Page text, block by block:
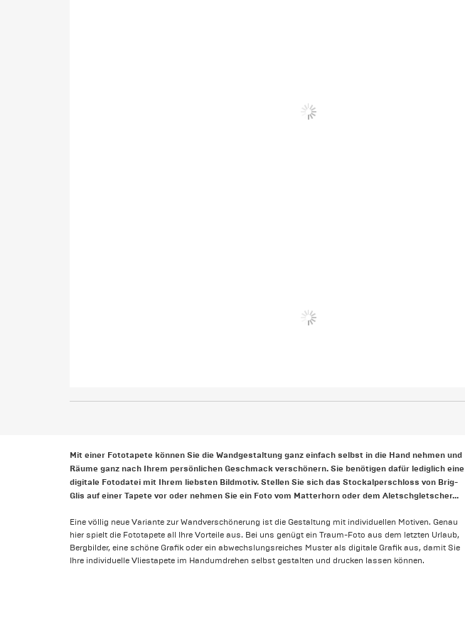
Mit einer Fototapete können Sie die Wandgestaltung ganz einfach selbst in die Hand nehmen und
Räume ganz nach Ihrem persönlichen Geschmack verschönern. Sie benötigen dafür lediglich eine
digitale Fotodatei mit Ihrem liebsten Bildmotiv. Stellen Sie sich das Stockalperschloss von Brig-
Glis auf einer Tapete vor oder nehmen Sie ein Foto vom Matterhorn oder dem Aletschgletscher...
Eine völlig neue Variante zur Wandverschönerung ist die Gestaltung mit individuellen Motiven. Genau
hier spielt die Fototapete all Ihre Vorteile aus. Bei uns genügt ein Traum-Foto aus dem letzten Urlaub,
Bergbilder, eine schöne Grafik oder ein abwechslungsreiches Muster als digitale Grafik aus, damit Sie
Ihre individuelle Vliestapete im Handumdrehen selbst gestalten und drucken lassen können.